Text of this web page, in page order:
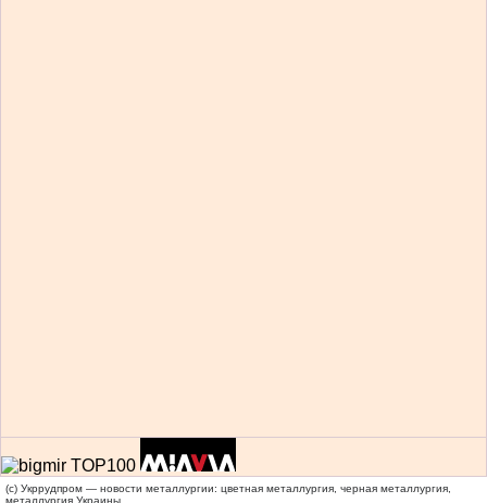
(c) Укррудпром — новости металлургии: цветная металлургия, черная металлургия,